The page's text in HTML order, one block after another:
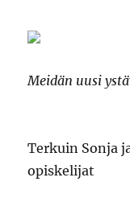
Meidän uusi
Terkuin Sonja
opiskelijat